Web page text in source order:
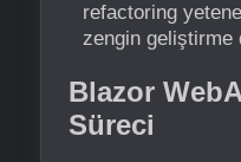
refactoring
zengin geliştirme
Blazor
Süreci